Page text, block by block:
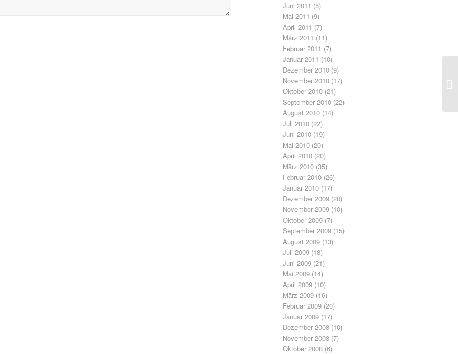
Juni 2011 (5)
Mai 2011 (9)
April 2011 (7)
März 2011 (11)
Februar 2011 (7)
Januar 2011 (10)
Dezember 2010 (9)
November 2010 (17)
Oktober 2010 (21)
September 2010 (22)
August 2010 (14)
Juli 2010 (22)
Juni 2010 (19)
Mai 2010 (20)
April 2010 (20)
März 2010 (35)
Februar 2010 (26)
Januar 2010 (17)
Dezember 2009 (20)
November 2009 (10)
Oktober 2009 (7)
September 2009 (15)
August 2009 (13)
Juli 2009 (18)
Juni 2009 (21)
Mai 2009 (14)
April 2009 (10)
März 2009 (16)
Februar 2009 (20)
Januar 2009 (17)
Dezember 2008 (10)
November 2008 (7)
Oktober 2008 (6)